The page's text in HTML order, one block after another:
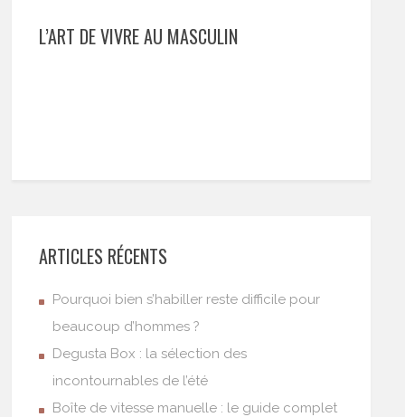
L’ART DE VIVRE AU MASCULIN
ARTICLES RÉCENTS
Pourquoi bien s’habiller reste difficile pour
beaucoup d’hommes ?
Degusta Box : la sélection des
incontournables de l’été
Boîte de vitesse manuelle : le guide complet